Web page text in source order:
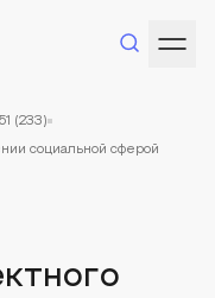
(233)
социальной сферой